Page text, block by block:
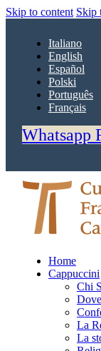
Skip to content Skip
Italiano
English
Español
Polski
Português
Français
Whatsapp
Home
Cappuccini
Chi
La
La